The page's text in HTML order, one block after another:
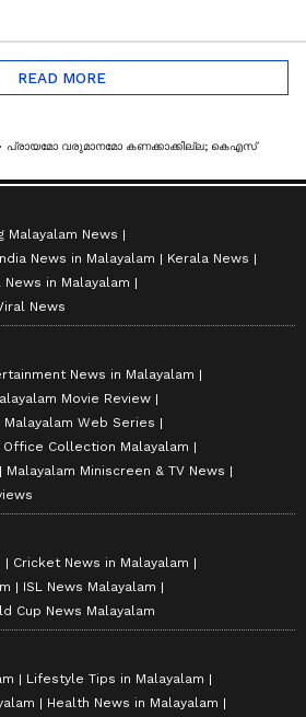
READ MORE
പ്രായമോ വരുമാനമോ കണക്കാക്കില്ല; കെഎസ്ആർടിസിയിലെ സൗജന്യയാത്ര തിങ്കളാഴ്ച മുതൽ | CP JOHN | KSRTC
Malayalam News
News in Malayalam
Kerala News
in Malayalam
News
News in Malayalam
Movie Review
Malayalam Web Series
Office Collection Malayalam
Malayalam Miniscreen & TV News
Cricket News in Malayalam
ISL News Malayalam
Cup News Malayalam
Lifestyle Tips in Malayalam
Health News in Malayalam